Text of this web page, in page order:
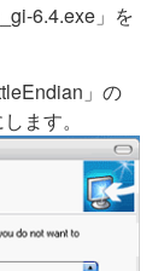
6.4.exe」を
」の
ます。